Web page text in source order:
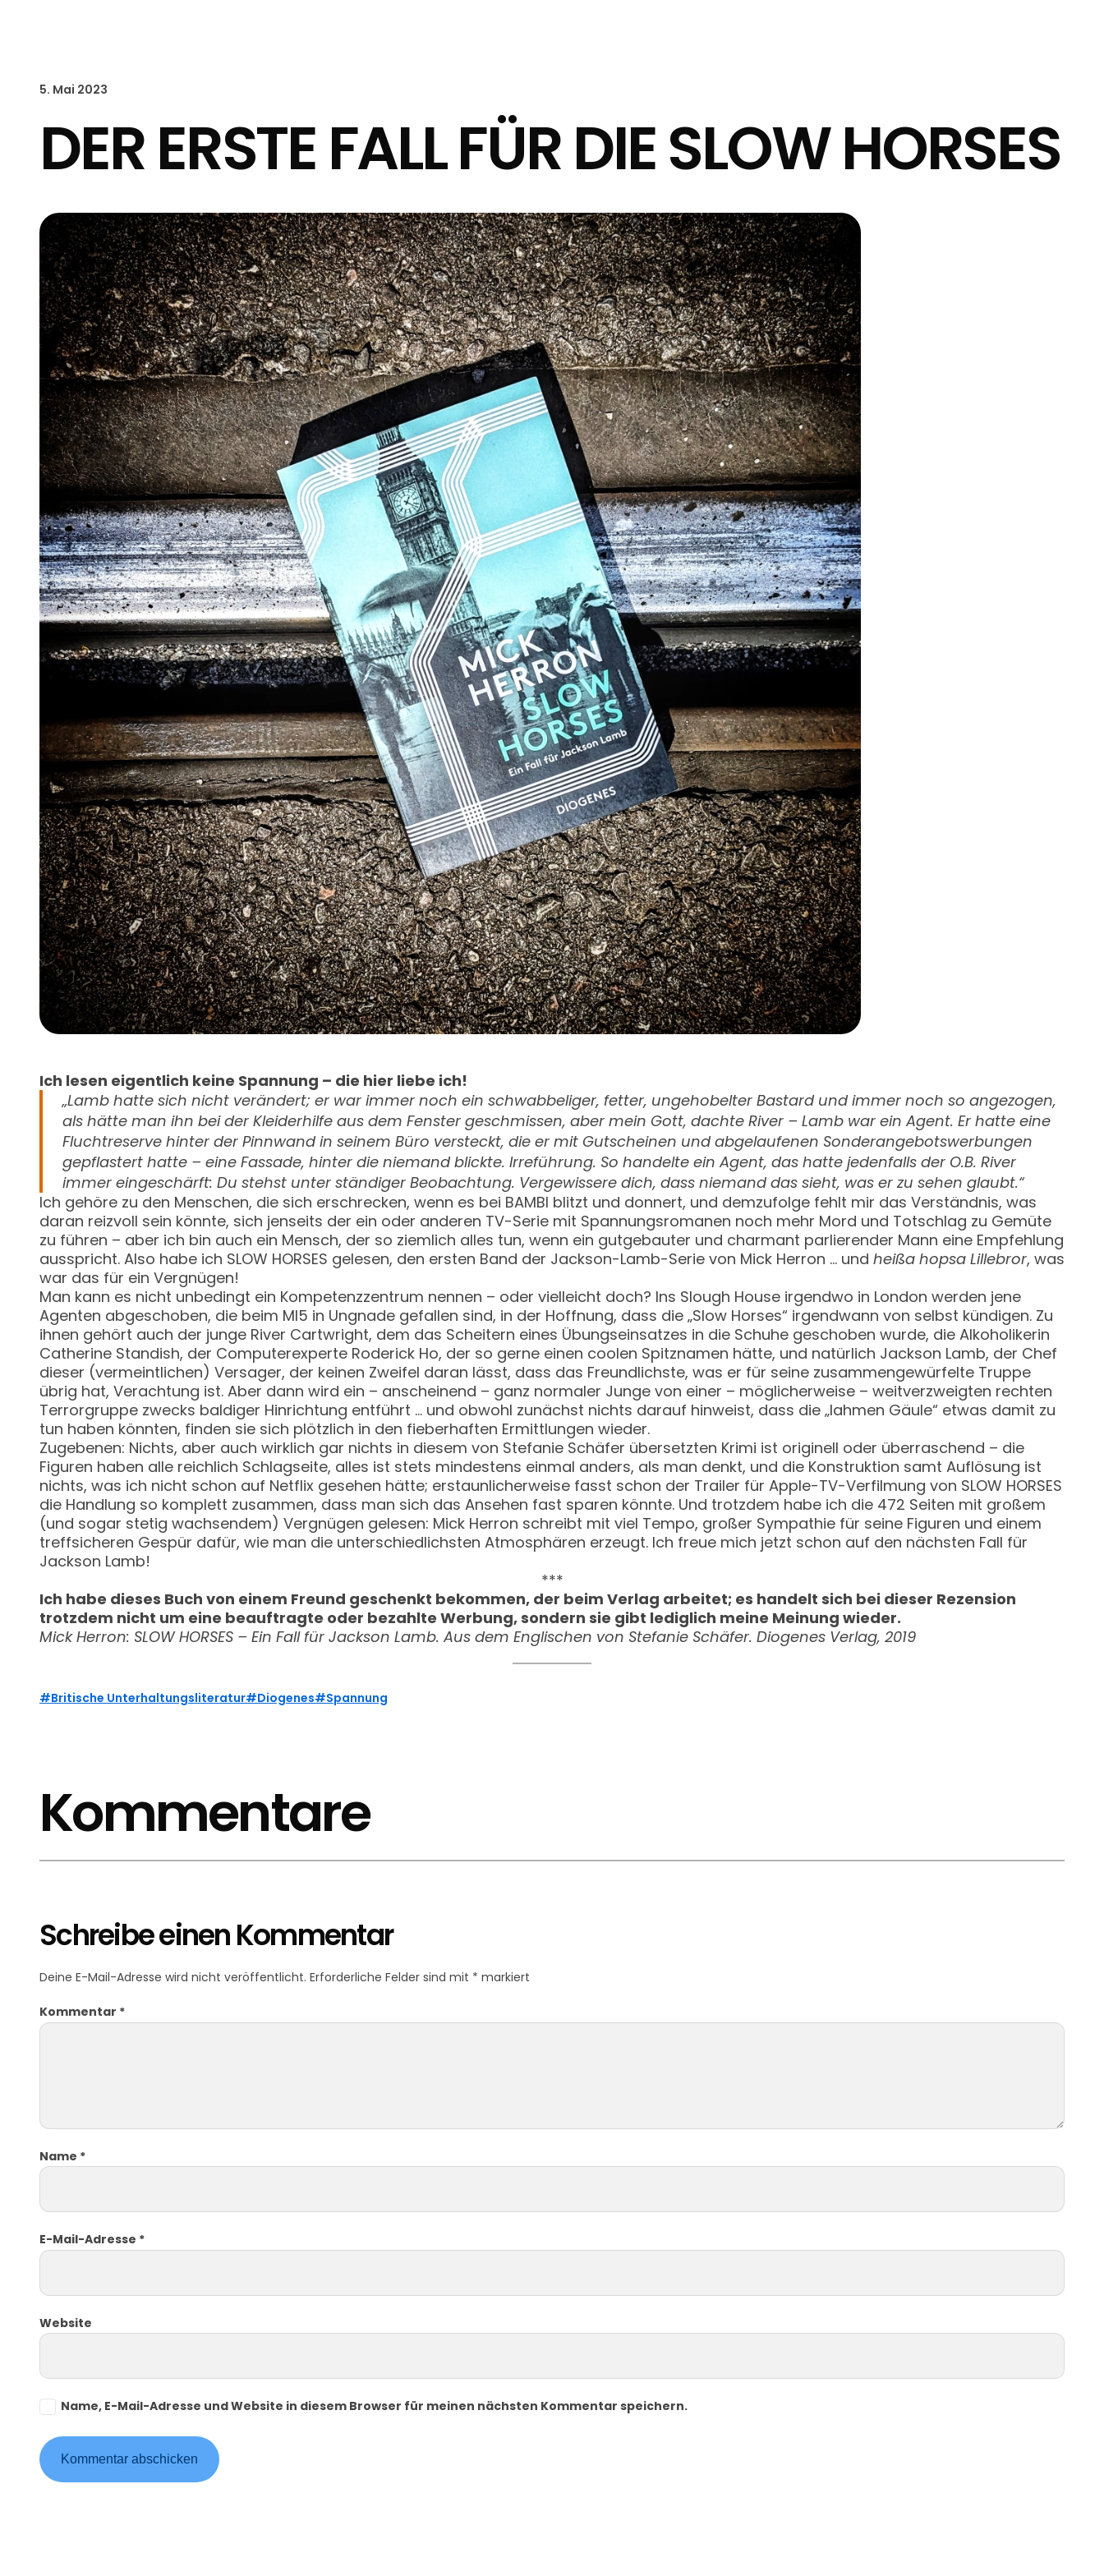
5. Mai 2023
DER ERSTE FALL FÜR DIE SLOW HORSES
Ich lesen eigentlich keine Spannung – die hier liebe ich!
„Lamb hatte sich nicht verändert; er war immer noch ein schwabbeliger, fetter, ungehobelter Bastard und immer noch so angezogen,
als hätte man ihn bei der Kleiderhilfe aus dem Fenster geschmissen, aber mein Gott, dachte River – Lamb war ein Agent. Er hatte eine
Fluchtreserve hinter der Pinnwand in seinem Büro versteckt, die er mit Gutscheinen und abgelaufenen Sonderangebotswerbungen
gepflastert hatte – eine Fassade, hinter die niemand blickte. Irreführung. So handelte ein Agent, das hatte jedenfalls der O.B. River
immer eingeschärft: Du stehst unter ständiger Beobachtung. Vergewissere dich, dass niemand das sieht, was er zu sehen glaubt.“
Ich gehöre zu den Menschen, die sich erschrecken, wenn es bei BAMBI blitzt und donnert, und demzufolge fehlt mir das Verständnis, was
daran reizvoll sein könnte, sich jenseits der ein oder anderen TV-Serie mit Spannungsromanen noch mehr Mord und Totschlag zu Gemüte
zu führen – aber ich bin auch ein Mensch, der so ziemlich alles tun, wenn ein gutgebauter und charmant parlierender Mann eine Empfehlung
ausspricht. Also habe ich SLOW HORSES gelesen, den ersten Band der Jackson-Lamb-Serie von Mick Herron … und heißa hopsa Lillebror, was
war das für ein Vergnügen!
Man kann es nicht unbedingt ein Kompetenzzentrum nennen – oder vielleicht doch? Ins Slough House irgendwo in London werden jene
Agenten abgeschoben, die beim MI5 in Ungnade gefallen sind, in der Hoffnung, dass die „Slow Horses“ irgendwann von selbst kündigen. Zu
ihnen gehört auch der junge River Cartwright, dem das Scheitern eines Übungseinsatzes in die Schuhe geschoben wurde, die Alkoholikerin
Catherine Standish, der Computerexperte Roderick Ho, der so gerne einen coolen Spitznamen hätte, und natürlich Jackson Lamb, der Chef
dieser (vermeintlichen) Versager, der keinen Zweifel daran lässt, dass das Freundlichste, was er für seine zusammengewürfelte Truppe
übrig hat, Verachtung ist. Aber dann wird ein – anscheinend – ganz normaler Junge von einer – möglicherweise – weitverzweigten rechten
Terrorgruppe zwecks baldiger Hinrichtung entführt … und obwohl zunächst nichts darauf hinweist, dass die „lahmen Gäule“ etwas damit zu
tun haben könnten, finden sie sich plötzlich in den fieberhaften Ermittlungen wieder.
Zugebenen: Nichts, aber auch wirklich gar nichts in diesem von Stefanie Schäfer übersetzten Krimi ist originell oder überraschend – die
Figuren haben alle reichlich Schlagseite, alles ist stets mindestens einmal anders, als man denkt, und die Konstruktion samt Auflösung ist
nichts, was ich nicht schon auf Netflix gesehen hätte; erstaunlicherweise fasst schon der Trailer für Apple-TV-Verfilmung von SLOW HORSES
die Handlung so komplett zusammen, dass man sich das Ansehen fast sparen könnte. Und trotzdem habe ich die 472 Seiten mit großem
(und sogar stetig wachsendem) Vergnügen gelesen: Mick Herron schreibt mit viel Tempo, großer Sympathie für seine Figuren und einem
treffsicheren Gespür dafür, wie man die unterschiedlichsten Atmosphären erzeugt. Ich freue mich jetzt schon auf den nächsten Fall für
Jackson Lamb!
***
Ich habe dieses Buch von einem Freund geschenkt bekommen, der beim Verlag arbeitet; es handelt sich bei dieser Rezension
trotzdem nicht um eine beauftragte oder bezahlte Werbung, sondern sie gibt lediglich meine Meinung wieder.
Mick Herron: SLOW HORSES – Ein Fall für Jackson Lamb. Aus dem Englischen von Stefanie Schäfer. Diogenes Verlag, 2019
Britische Unterhaltungsliteratur Diogenes Spannung
Kommentare
Schreibe einen Kommentar
Deine E-Mail-Adresse wird nicht veröffentlicht. Erforderliche Felder sind mit * markiert
Kommentar *
Name *
E-Mail-Adresse *
Website
Name, E-Mail-Adresse und Website in diesem Browser für meinen nächsten Kommentar speichern.